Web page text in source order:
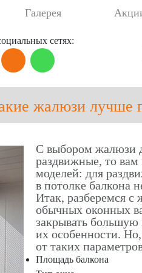
Галерея
сетях:
жалюзи лучше
С выбором жалюзи
раздвижные, то вам
моделей: для
в потолке балкона
Итак, разберемся с
обычных оконных
закрывать
их особенности.
от таких
Площадь балкона